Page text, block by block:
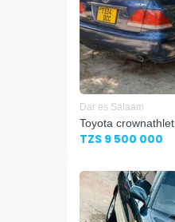
Dar es Salaam
Toyota crownathlet
TZS 9 500 000